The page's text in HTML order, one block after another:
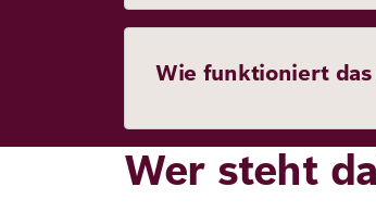
Academy
Wie funktioniert
Wer steht